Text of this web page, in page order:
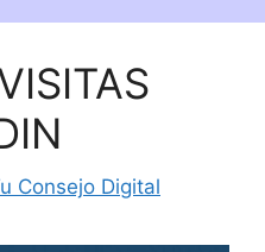
Consejo Digital